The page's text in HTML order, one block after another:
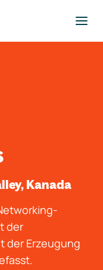
Kanada
der
der Erzeugung